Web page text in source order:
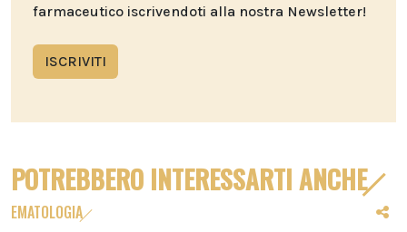
farmaceutico iscrivendoti alla nostra Newsletter!
ISCRIVITI
POTREBBERO INTERESSARTI ANCHE
EMATOLOGIA